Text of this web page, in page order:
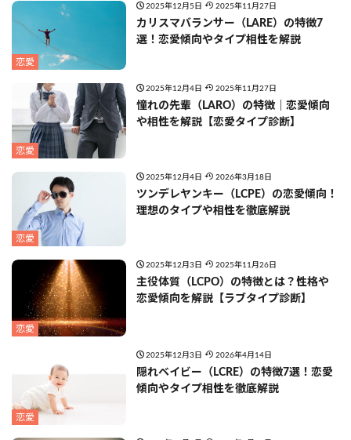
恋愛
2025年12月5日 2025年11月27日
カリスマバランサー（LARE）の特徴7
選！恋愛傾向やタイプ相性を解説
恋愛
2025年12月4日 2025年11月27日
憧れの先輩（LARO）の特徴｜恋愛傾向
や相性を解説【恋愛タイプ診断】
恋愛
2025年12月4日 2026年3月18日
ツンデレヤンキー（LCPE）の恋愛傾向！
理想のタイプや相性を徹底解説
恋愛
2025年12月3日 2025年11月26日
主役体質（LCPO）の特徴とは？性格や
恋愛傾向を解説【ラブタイプ診断】
恋愛
2025年12月3日 2026年4月14日
隠れベイビー（LCRE）の特徴7選！恋愛
傾向やタイプ相性を徹底解説